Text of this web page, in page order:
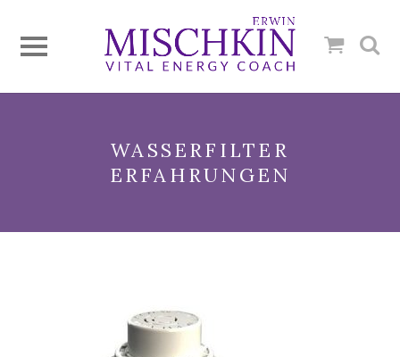
WASSERFILTER
ERFAHRUNGEN